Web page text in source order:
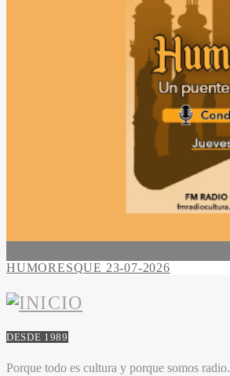
HUMORESQUE 23-07-2026
DESDE 1989
Porque todo es cultura y porque somos radio.